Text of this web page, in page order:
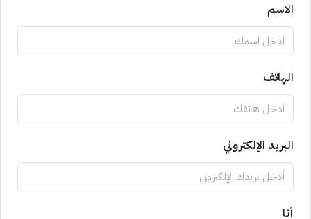
الاسم
الهاتف
البريد الإلكتروني
أنا